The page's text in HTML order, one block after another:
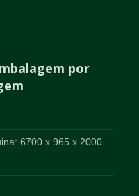
por
6700 x 965 x 2000